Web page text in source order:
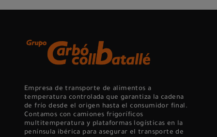
Empresa de transporte de alimentos a
temperatura controlada que garantiza la cadena
de frío desde el origen hasta el consumidor final.
Contamos con camiones frigoríficos
multitemperatura y plataformas logísticas en la
península ibérica para asegurar el transporte de